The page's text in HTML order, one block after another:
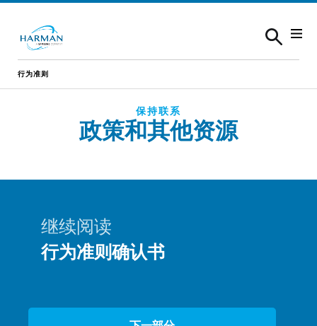
行为准则
保持联系
政策和其他资源
继续阅读
行为准则确认书